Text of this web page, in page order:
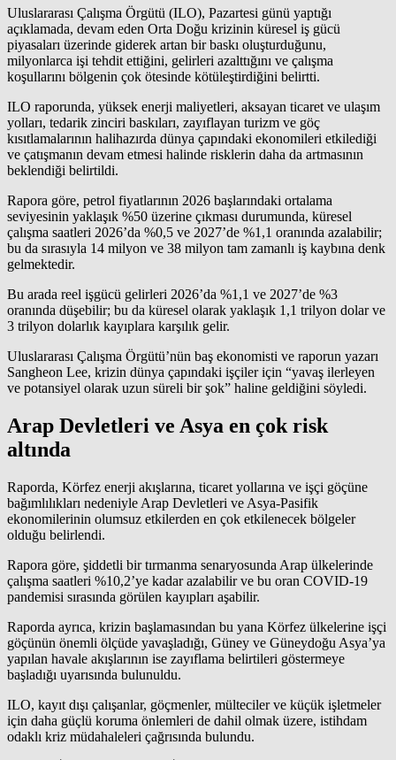
Uluslararası Çalışma Örgütü (ILO), Pazartesi günü yaptığı
açıklamada, devam eden Orta Doğu krizinin küresel iş gücü
piyasaları üzerinde giderek artan bir baskı oluşturduğunu,
milyonlarca işi tehdit ettiğini, gelirleri azalttığını ve çalışma
koşullarını bölgenin çok ötesinde kötüleştirdiğini belirtti.
ILO raporunda, yüksek enerji maliyetleri, aksayan ticaret ve ulaşım
yolları, tedarik zinciri baskıları, zayıflayan turizm ve göç
kısıtlamalarının halihazırda dünya çapındaki ekonomileri etkilediği
ve çatışmanın devam etmesi halinde risklerin daha da artmasının
beklendiği belirtildi.
Rapora göre, petrol fiyatlarının 2026 başlarındaki ortalama
seviyesinin yaklaşık %50 üzerine çıkması durumunda, küresel
çalışma saatleri 2026’da %0,5 ve 2027’de %1,1 oranında azalabilir;
bu da sırasıyla 14 milyon ve 38 milyon tam zamanlı iş kaybına denk
gelmektedir.
Bu arada reel işgücü gelirleri 2026’da %1,1 ve 2027’de %3
oranında düşebilir; bu da küresel olarak yaklaşık 1,1 trilyon dolar ve
3 trilyon dolarlık kayıplara karşılık gelir.
Uluslararası Çalışma Örgütü’nün baş ekonomisti ve raporun yazarı
Sangheon Lee, krizin dünya çapındaki işçiler için “yavaş ilerleyen
ve potansiyel olarak uzun süreli bir şok” haline geldiğini söyledi.
Arap Devletleri ve Asya en çok risk
altında
Raporda, Körfez enerji akışlarına, ticaret yollarına ve işçi göçüne
bağımlılıkları nedeniyle Arap Devletleri ve Asya-Pasifik
ekonomilerinin olumsuz etkilerden en çok etkilenecek bölgeler
olduğu belirlendi.
Rapora göre, şiddetli bir tırmanma senaryosunda Arap ülkelerinde
çalışma saatleri %10,2’ye kadar azalabilir ve bu oran COVID-19
pandemisi sırasında görülen kayıpları aşabilir.
Raporda ayrıca, krizin başlamasından bu yana Körfez ülkelerine işçi
göçünün önemli ölçüde yavaşladığı, Güney ve Güneydoğu Asya’ya
yapılan havale akışlarının ise zayıflama belirtileri göstermeye
başladığı uyarısında bulunuldu.
ILO, kayıt dışı çalışanlar, göçmenler, mülteciler ve küçük işletmeler
için daha güçlü koruma önlemleri de dahil olmak üzere, istihdam
odaklı kriz müdahaleleri çağrısında bulundu.